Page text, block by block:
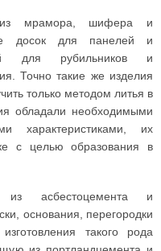
из мрамора, шифера и
досок для панелей и
для рубильников и
Точно такие же изделия
только методом литья в
обладали необходимыми
характеристиками, их
с целью образования в
из асбестоцемента и
основания, перегородки
такого рода